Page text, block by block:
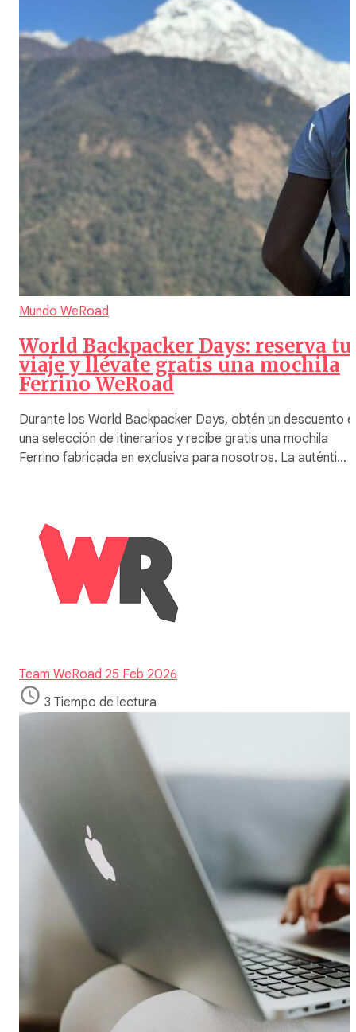
Mundo WeRoad
World Backpacker Days: reserva tu
viaje y llévate gratis una mochila
Ferrino WeRoad
Durante los World Backpacker Days, obtén un descuento
una selección de itinerarios y recibe gratis una mochila
Ferrino fabricada en exclusiva para nosotros. La auténti…
Team WeRoad 25 Feb 2026
3 Tiempo de lectura